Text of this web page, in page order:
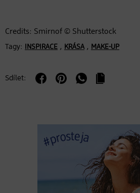
Credits: Smirnof © Shutterstock
Tagy: INSPIRACE , KRÁSA, MAKE-UP
Sdílet: